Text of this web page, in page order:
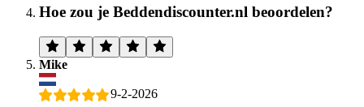
Hoe zou je Beddendiscounter.nl beoordelen?
Mike
9-2-2026